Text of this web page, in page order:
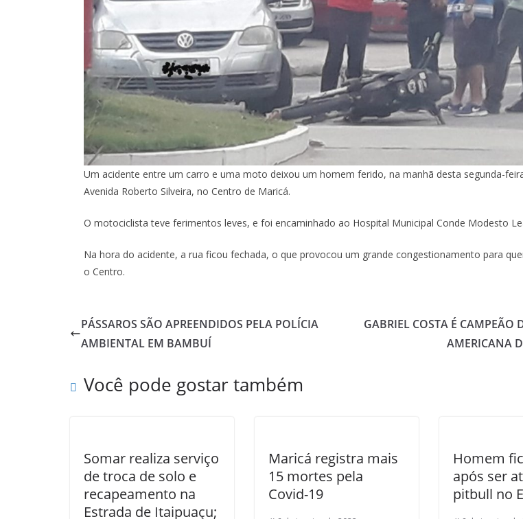
Um acidente entre um carro e uma moto deixou um homem ferido, na manhã desta segunda-
Avenida Roberto Silveira, no Centro de Maricá.
O motociclista teve ferimentos leves, e foi encaminhado ao Hospital Municipal Conde Modesto
Na hora do acidente, a rua ficou fechada, o que provocou um grande congestionamento para
o Centro.
PÁSSAROS SÃO APREENDIDOS PELA POLÍCIA
AMBIENTAL EM BAMBUÍ
GABRIEL COSTA É CAMPEÃO
AMERICANA
Você pode gostar também
Somar realiza serviço
de troca de solo e
recapeamento na
Estrada de Itaipuaçu;
Maricá registra mais
15 mortes pela
Covid-19
Homem
após ser
pitbull no